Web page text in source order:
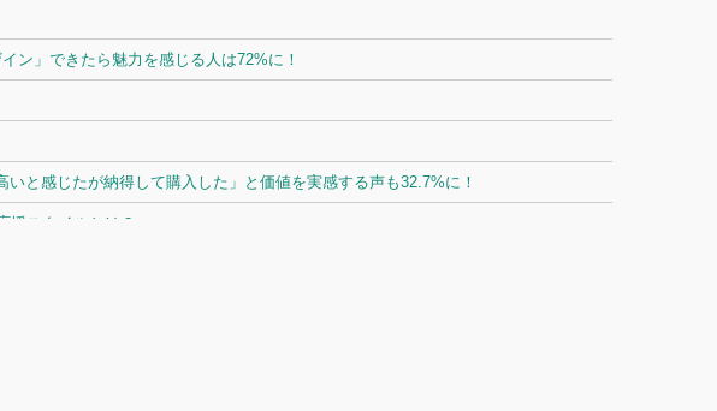
ン」できたら魅力を感じる人は72%に！
と感じたが納得して購入した」と価値を実感する声も32.7%に！
援スタイルとは？